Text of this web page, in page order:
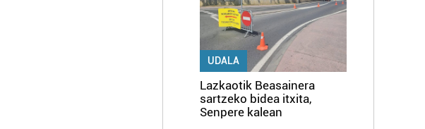
UDALA
Lazkaotik Beasainera
sartzeko bidea itxita,
Senpere kalean